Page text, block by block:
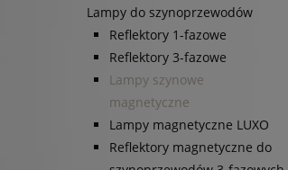
Lampy do szynoprzewodów
Reflektory 1-fazowe
Reflektory 3-fazowe
Lampy szynowe
magnetyczne
Lampy magnetyczne LUXO
Reflektory magnetyczne do